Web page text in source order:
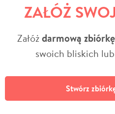
ZAŁÓŻ
Załóżdarmową zbiórkę
swoich bliskich
Stwórz